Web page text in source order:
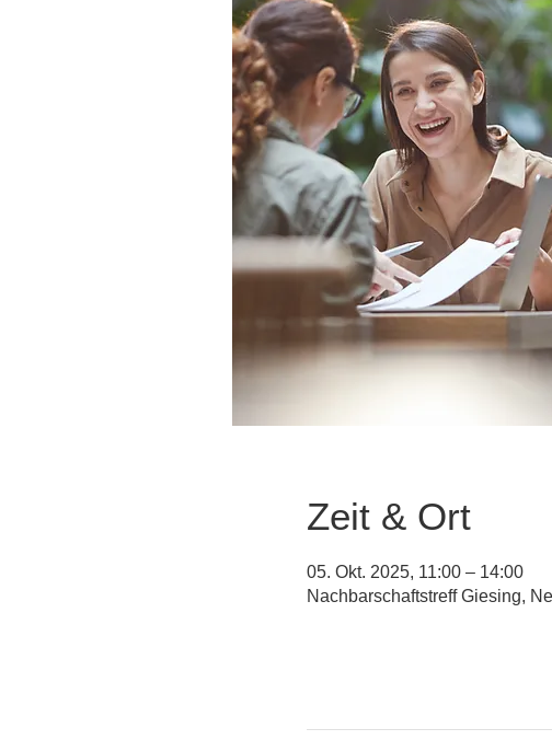
Zeit & Ort
05. Okt. 2025, 11:00 – 14:00
Nachbarschaftstreff Giesing,